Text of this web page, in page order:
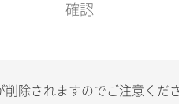
確認
除されますのでご注意くださ